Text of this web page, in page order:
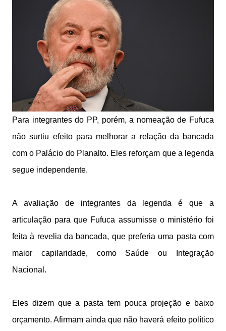
Para integrantes do PP, porém, a nomeação de Fufuca
não surtiu efeito para melhorar a relação da bancada
com o Palácio do Planalto. Eles reforçam que a legenda
segue independente.
A avaliação de integrantes da legenda é que a
articulação para que Fufuca assumisse o ministério foi
feita à revelia da bancada, que preferia uma pasta com
maior capilaridade, como Saúde ou Integração
Nacional.
Eles dizem que a pasta tem pouca projeção e baixo
orçamento. Afirmam ainda que não haverá efeito político